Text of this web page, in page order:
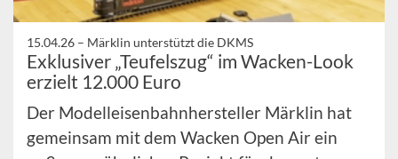
15.04.26 – Märklin unterstützt die DKMS
Exklusiver „Teufelszug“ im Wacken-Look
erzielt 12.000 Euro
Der Modelleisenbahnhersteller Märklin hat
gemeinsam mit dem Wacken Open Air ein